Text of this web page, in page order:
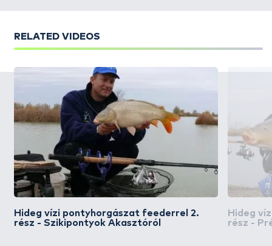
RELATED VIDEOS
Hideg vízi pontyhorgászat feederrel 2.
rész - Szikipontyok Akasztóról
Hideg
rész -